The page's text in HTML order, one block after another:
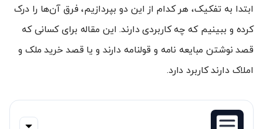
ابتدا به تفکیک، هر کدام از این دو بپردازیم، فرق آن‌‌ها را درک
کرده و ببینیم که چه کاربردی دارند. این مقاله برای کسانی که
قصد نوشتن مبایعه نامه و قولنامه دارند و یا قصد خرید ملک و
املاک دارند کاربرد دارد.